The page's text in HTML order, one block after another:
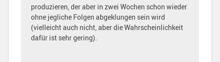
produzieren, der aber in zwei Wochen schon wieder
ohne jegliche Folgen abgeklungen sein wird
(vielleicht auch nicht, aber die Wahrscheinlichkeit
dafür ist sehr gering).